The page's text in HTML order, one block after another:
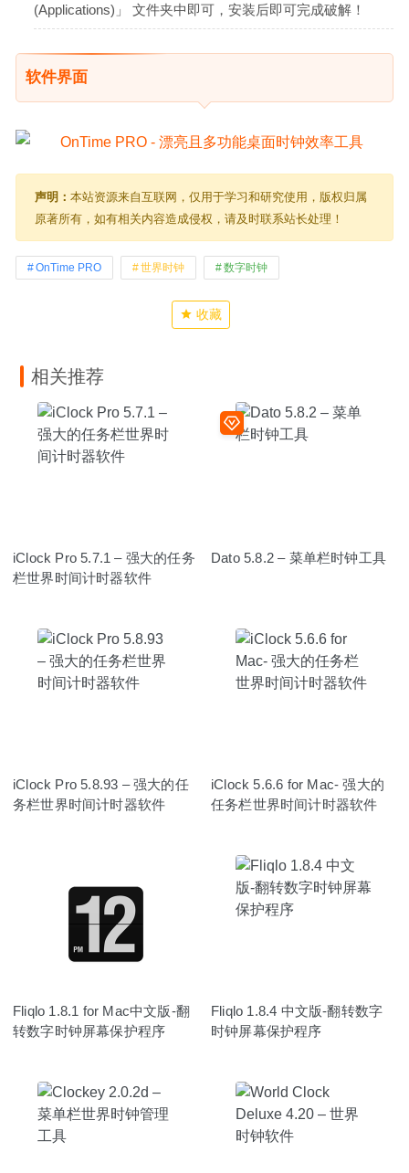
(Applications)」 文件夹中即可，安装后即可完成破解！
软件界面
声明： 本站资源来自互联网，仅用于学习和研究使用，版权归属
原著所有，如有相关内容造成侵权，请及时联系站长处理！
OnTime PRO 世界时钟 数字时钟
收藏
相关推荐
iClock Pro 5.7.1 – 强大的任务
栏世界时间计时器软件
Dato 5.8.2 – 菜单栏时钟工具
iClock Pro 5.8.93 – 强大的任
务栏世界时间计时器软件
iClock 5.6.6 for Mac- 强大的
任务栏世界时间计时器软件
Fliqlo 1.8.1 for Mac中文版-翻
转数字时钟屏幕保护程序
Fliqlo 1.8.4 中文版-翻转数字
时钟屏幕保护程序